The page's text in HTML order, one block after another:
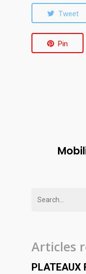
Tweet
Pin
Articles
PLATEAUX